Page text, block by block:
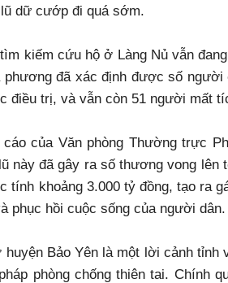
dữ cướp đi quá sớm.
kiếm cứu hộ ở Làng Nủ vẫn
phương đã xác định được số
điều trị, và vẫn còn 51 người mất
cáo của Văn phòng Thường trực
này đã gây ra số thương vong
tính khoảng 3.000 tỷ đồng, tạo ra
phục hồi cuộc sống của người dân.
Bảo Yên là một lời cảnh
phòng chống thiên tai. Chính